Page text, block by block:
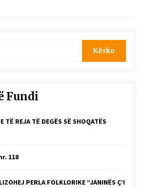
Fundi
TË REJA TË DEGËS SË SHOQATËS
118
PERLA FOLKLORIKE “JANINËS Ç’I